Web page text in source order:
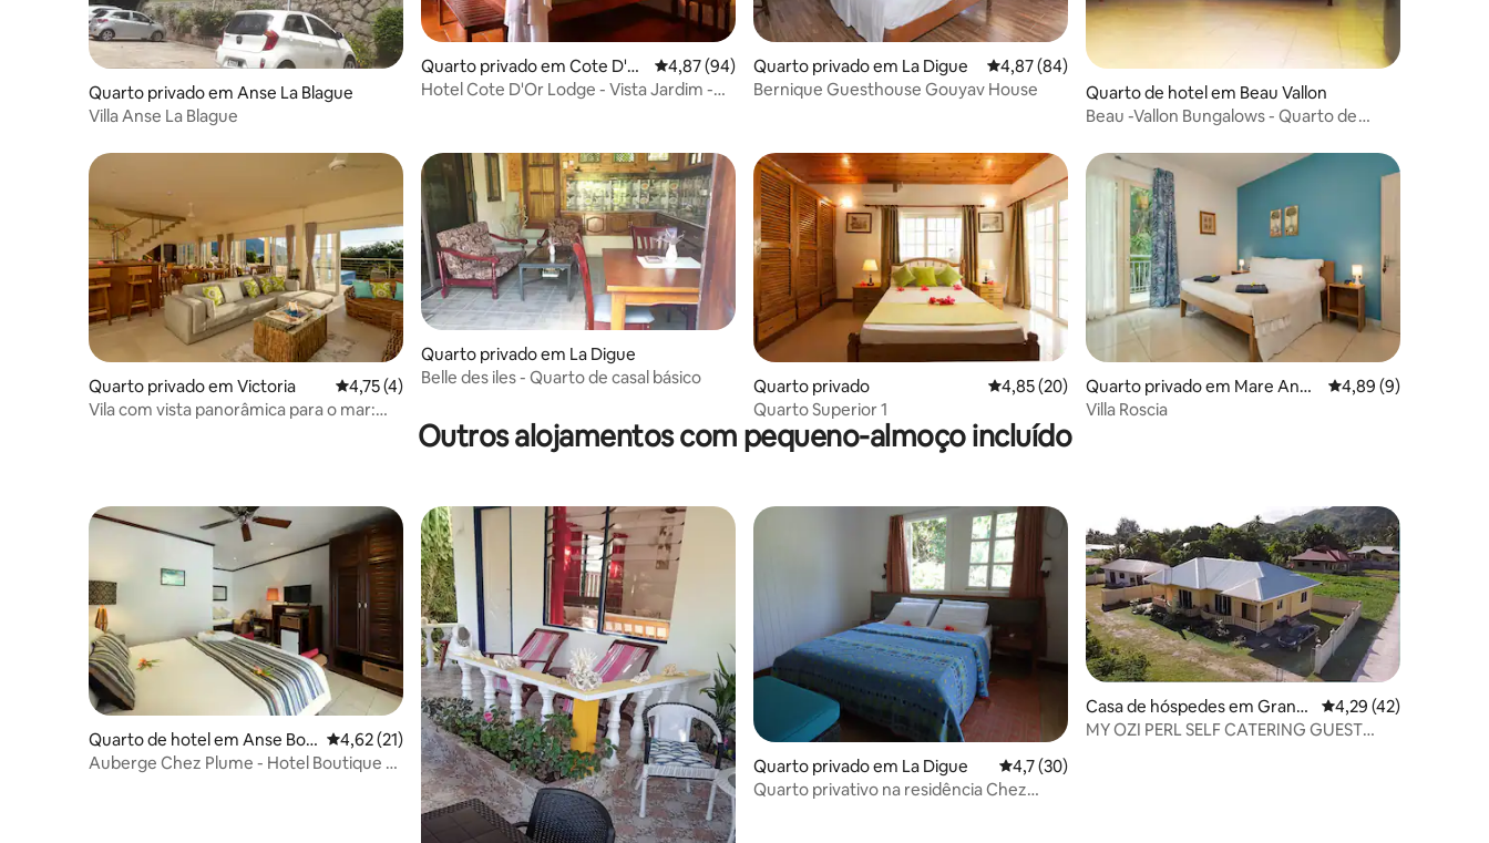
Quarto privado em Anse La Blague
Villa Anse La Blague
Quarto privado em Cote D'O
r Beach
Classificação média de 4,87 em 5 estrelas, 94avaliações
4,87 (94)
Hotel Cote D'Or Lodge - Vista Jardim -
Quarto privado em La Digue Classificação média de 4,87 em 5 estrelas, 84avaliações
4,87 (84)
Bernique Guesthouse Gouyav House
Quarto de hotel em Beau Vallon
Beau -Vallon Bungalows - Quarto de
Quarto privado em Victoria Classificação média de 4,75 em 5 estrelas, 4avaliações
4,75 (4)
Vila com vista panorâmica para o mar:
Quarto privado em La Digue
Belle des iles - Quarto de casal básico
Quarto privado Classificação média de 4,85 em 5 estrelas, 20avaliações
4,85 (20)
Quarto Superior 1
Quarto privado em Mare Angl
aise
Classificação média
4,89 (9)
Villa Roscia
Outros alojamentos com pequeno-almoço incluído
Quarto de hotel em Anse Boil
eau
Classificação média de 4,62 em 5 estrelas, 21avaliações
4,62 (21)
Auberge Chez Plume - Hotel Boutique ~
Quarto privado em La Digue Classificação média de 4,7 em 5 estrelas, 30avaliações
4,7 (30)
Quarto privativo na residência Chez
Casa de hóspedes em Grand
Anse
Classificação média
4,29 (42)
MY OZI PERL SELF CATERING GUEST